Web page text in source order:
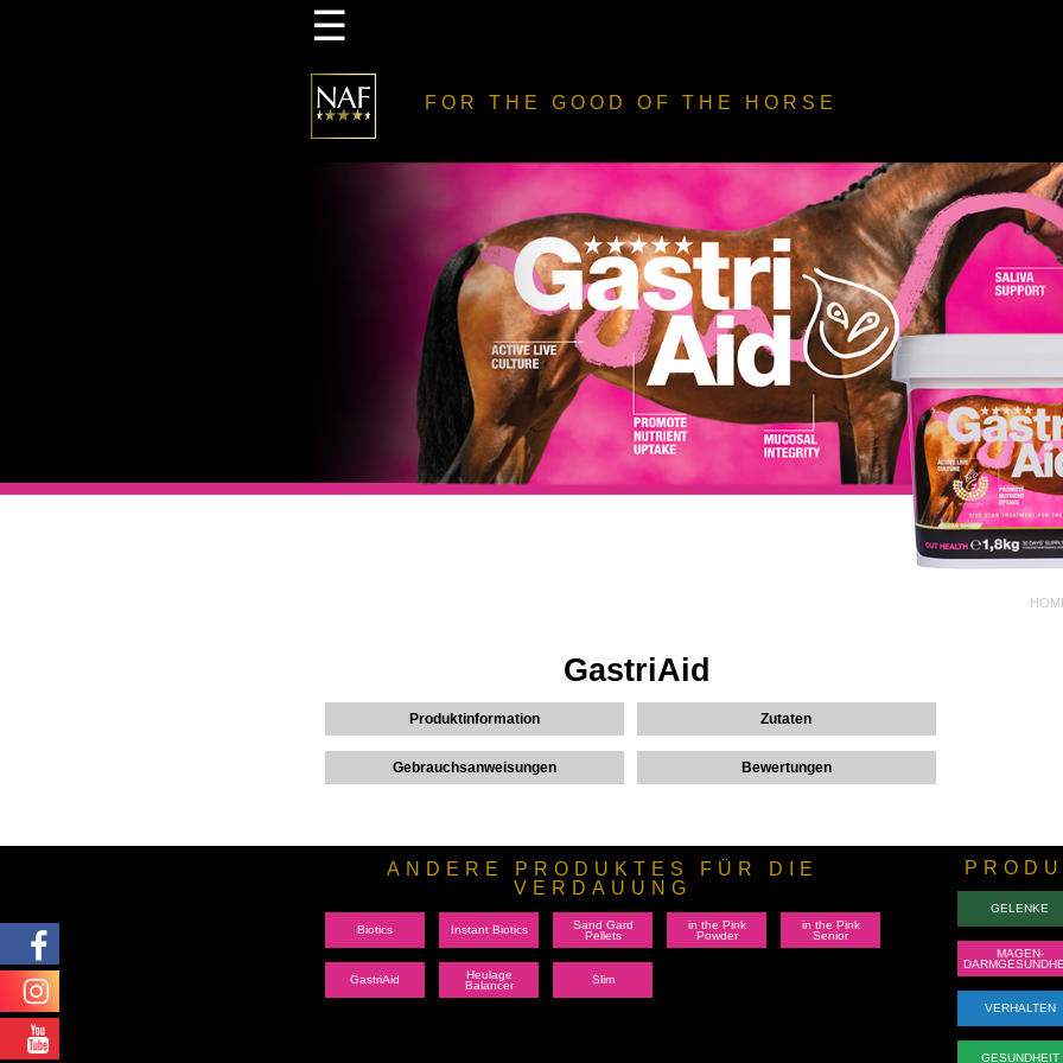
PRODUKTLEITFADEN
TEAM DE
FIVE STAR CLUB
☰
FOR THE GOOD OF THE HORSE
GastriAid
Produktinformation Zutaten
Gebrauchsanweisungen Bewertungen
ANDERE PRODUKTES FÜR DIE
VERDAUUNG
Biotics Instant Biotics
Sand Gard
Pellets
in the Pink
Powder
in the Pink
Senior
GastriAid
Heulage
Balancer
Slim
GELENKE
MAGEN-
VERHALTEN
GESUNDHEIT